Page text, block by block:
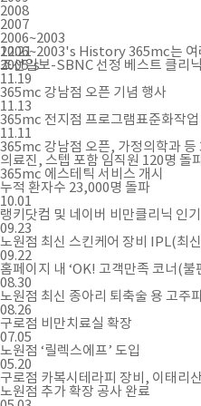
2008
2007
2006~2003
2006~2003's History365mc는 여
2005's
12.21
조선일보-SBNC 선정 베스트 클리
11.19
365mc 강남점 오픈 기념 행사
11.13
365mc 전지점 프로그램표준화작업
11.11
365mc 강남점 오픈, 가정의학과 등
의료진, 스텝 포함 임직원 120명 돌
365mc 에스테틱 서비스 개시
누적 환자수 23,000명 돌파
10.01
랭키닷컴 및 네이버 비만클리닉 인
09.23
노원점 최신 스킨케어 장비 IPL(최
09.22
홈페이지 내 ‘OK! 고객만족 코너(불
08.30
노원점 최신 종아리 퇴축술 용 고주
08.26
구로점 비만치료실 확장
07.05
노원점 ‘릴렉스에프’ 도입
05.20
구로점 카복시테라피 장비, 이태리
노원점 추가 확장 공사 완료